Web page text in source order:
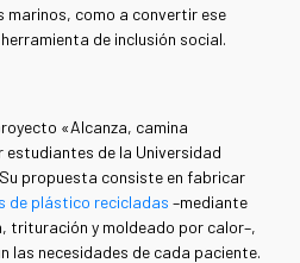
como a convertir ese
de inclusión social.
«Alcanza, camina
de la Universidad
propuesta consiste en fabricar
de plástico recicladas –mediante
trituración y moldeado por calor–,
las necesidades de cada paciente.